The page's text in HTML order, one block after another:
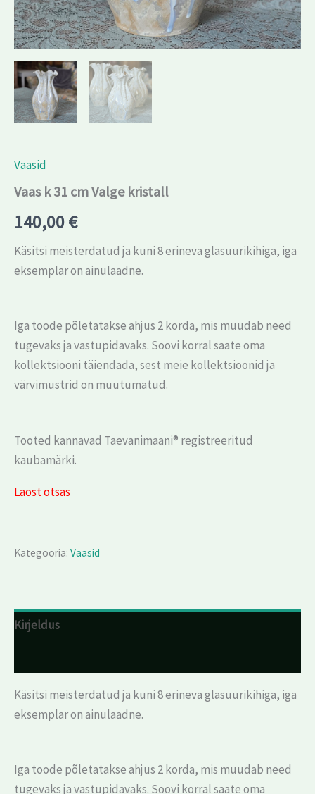
Vaasid
Vaas k 31 cm Valge kristall
140,00€
Käsitsi meisterdatud ja kuni 8 erineva glasuurikihiga, iga
eksemplar on ainulaadne.
Iga toode põletatakse ahjus 2 korda, mis muudab need
tugevaks ja vastupidavaks. Soovi korral saate oma
kollektsiooni täiendada, sest meie kollektsioonid ja
värvimustrid on muutumatud.
Tooted kannavad Taevanimaani® registreeritud
kaubamärki.
Laost otsas
Kategooria: Vaasid
Kirjeldus
Käsitsi meisterdatud ja kuni 8 erineva glasuurikihiga, iga
eksemplar on ainulaadne.
Iga toode põletatakse ahjus 2 korda, mis muudab need
tugevaks ja vastupidavaks. Soovi korral saate oma